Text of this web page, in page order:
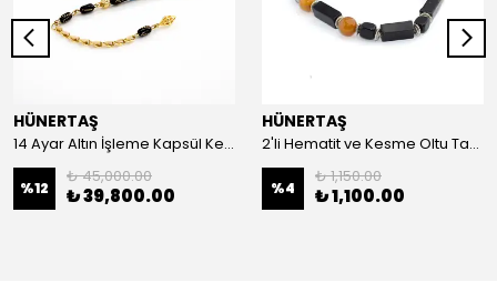
HÜNERTAŞ
14 Ayar Altın İşleme Kapsül Kesim Oltu Taşı Tespih
%12
₺ 45,000.00
₺ 39,800.00
HÜNERTAŞ
2'li Hematit ve Kesme Oltu Taşı Bileklik
%4
₺ 1,150.00
₺ 1,100.00